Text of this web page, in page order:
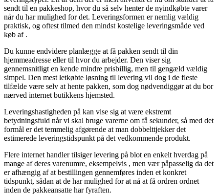
sendt til en pakkeshop, hvor du så selv henter de nyindkøbte varer
når du har mulighed for det. Leveringsformen er nemlig vældig
praktisk, og oftest tilmed den mindst kostelige leveringsmåde ved
køb af .
Du kunne endvidere planlægge at få pakken sendt til din
hjemmeadresse eller til hvor du arbejder. Den viser sig
gennemsnitligt en kende mindre prisbillig, men til gengæld vældig
simpel. Den mest letkøbte løsning til levering vil dog i de fleste
tilfælde være selv at hente pakken, som dog nødvendiggør at du bor
nærved internet butikkens hjemsted.
Leveringshastigheden på kan vise sig at være ekstremt
betydningsfuld når vi skal bruge varerne om få sekunder, så med det
formål er det temmelig afgørende at man dobbelttjekker det
estimerede leveringstidspunkt på det vedkommende produkt.
Flere internet handler tilsiger levering på blot en enkelt hverdag på
mange af deres varenumre, eksempelvis , men vær påpasselig da det
er afhængig af at bestillingen gennemføres inden et konkret
tidspunkt, sådan at de har mulighed for at nå at få ordren ordnet
inden de pakkeansatte har fyraften.